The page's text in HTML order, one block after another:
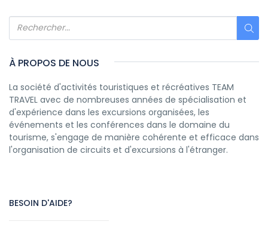
À PROPOS DE NOUS
La société d'activités touristiques et récréatives TEAM
TRAVEL avec de nombreuses années de spécialisation et
d'expérience dans les excursions organisées, les
événements et les conférences dans le domaine du
tourisme, s'engage de manière cohérente et efficace dans
l'organisation de circuits et d'excursions à l'étranger.
BESOIN D'AIDE?